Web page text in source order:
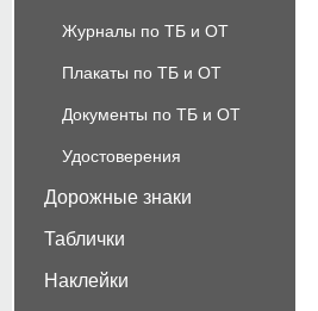
Журналы по ТБ и ОТ
Плакаты по ТБ и ОТ
Документы по ТБ и ОТ
Удостоверения
Дорожные знаки
Таблички
Наклейки